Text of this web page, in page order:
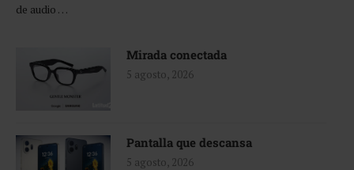
de audio …
Mirada conectada
5 agosto, 2026
Pantalla que descansa
5 agosto, 2026